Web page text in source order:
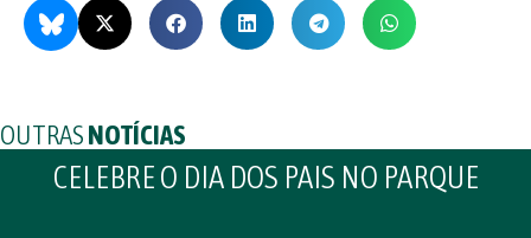
OUTRASNOTÍCIAS
CELEBRE O DIA DOS PAIS NO PARQUE